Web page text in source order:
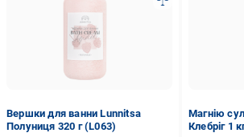
Вершки для ванни Lunnitsa
Полуниця 320 г (L063)
Магнію
Клебріг 1